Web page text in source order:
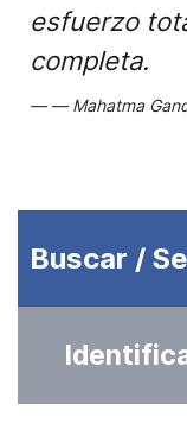
esfuerzo
completa.
Mahatma
Buscar /